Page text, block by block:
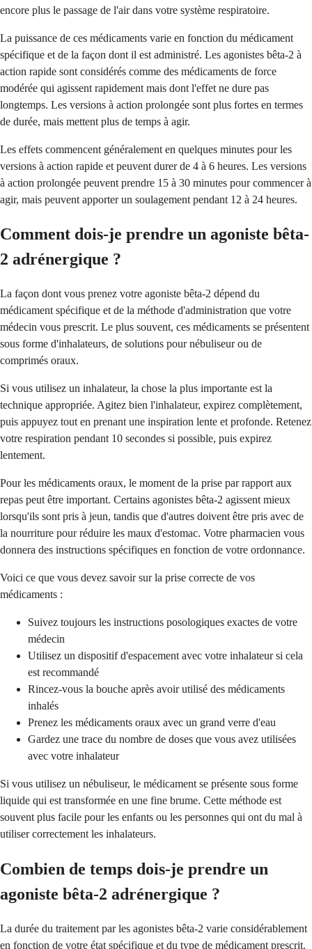
encore plus le passage de l'air dans votre système respiratoire.
La puissance de ces médicaments varie en fonction du médicament
spécifique et de la façon dont il est administré. Les agonistes bêta-2 à
action rapide sont considérés comme des médicaments de force
modérée qui agissent rapidement mais dont l'effet ne dure pas
longtemps. Les versions à action prolongée sont plus fortes en termes
de durée, mais mettent plus de temps à agir.
Les effets commencent généralement en quelques minutes pour les
versions à action rapide et peuvent durer de 4 à 6 heures. Les versions
à action prolongée peuvent prendre 15 à 30 minutes pour commencer à
agir, mais peuvent apporter un soulagement pendant 12 à 24 heures.
Comment dois-je prendre un agoniste bêta-
2 adrénergique ?
La façon dont vous prenez votre agoniste bêta-2 dépend du
médicament spécifique et de la méthode d'administration que votre
médecin vous prescrit. Le plus souvent, ces médicaments se présentent
sous forme d'inhalateurs, de solutions pour nébuliseur ou de
comprimés oraux.
Si vous utilisez un inhalateur, la chose la plus importante est la
technique appropriée. Agitez bien l'inhalateur, expirez complètement,
puis appuyez tout en prenant une inspiration lente et profonde. Retenez
votre respiration pendant 10 secondes si possible, puis expirez
lentement.
Pour les médicaments oraux, le moment de la prise par rapport aux
repas peut être important. Certains agonistes bêta-2 agissent mieux
lorsqu'ils sont pris à jeun, tandis que d'autres doivent être pris avec de
la nourriture pour réduire les maux d'estomac. Votre pharmacien vous
donnera des instructions spécifiques en fonction de votre ordonnance.
Voici ce que vous devez savoir sur la prise correcte de vos
médicaments :
Suivez toujours les instructions posologiques exactes de votre
médecin
Utilisez un dispositif d'espacement avec votre inhalateur si cela
est recommandé
Rincez-vous la bouche après avoir utilisé des médicaments
inhalés
Prenez les médicaments oraux avec un grand verre d'eau
Gardez une trace du nombre de doses que vous avez utilisées
avec votre inhalateur
Si vous utilisez un nébuliseur, le médicament se présente sous forme
liquide qui est transformée en une fine brume. Cette méthode est
souvent plus facile pour les enfants ou les personnes qui ont du mal à
utiliser correctement les inhalateurs.
Combien de temps dois-je prendre un
agoniste bêta-2 adrénergique ?
La durée du traitement par les agonistes bêta-2 varie considérablement
en fonction de votre état spécifique et du type de médicament prescrit.